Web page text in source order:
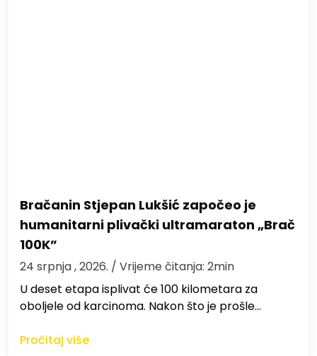
Bračanin Stjepan Lukšić započeo je
humanitarni plivački ultramaraton „Brač
100K”
24 srpnja , 2026. / Vrijeme čitanja: 2min
U deset etapa isplivat će 100 kilometara za
oboljele od karcinoma. Nakon što je prošle…
Pročitaj više